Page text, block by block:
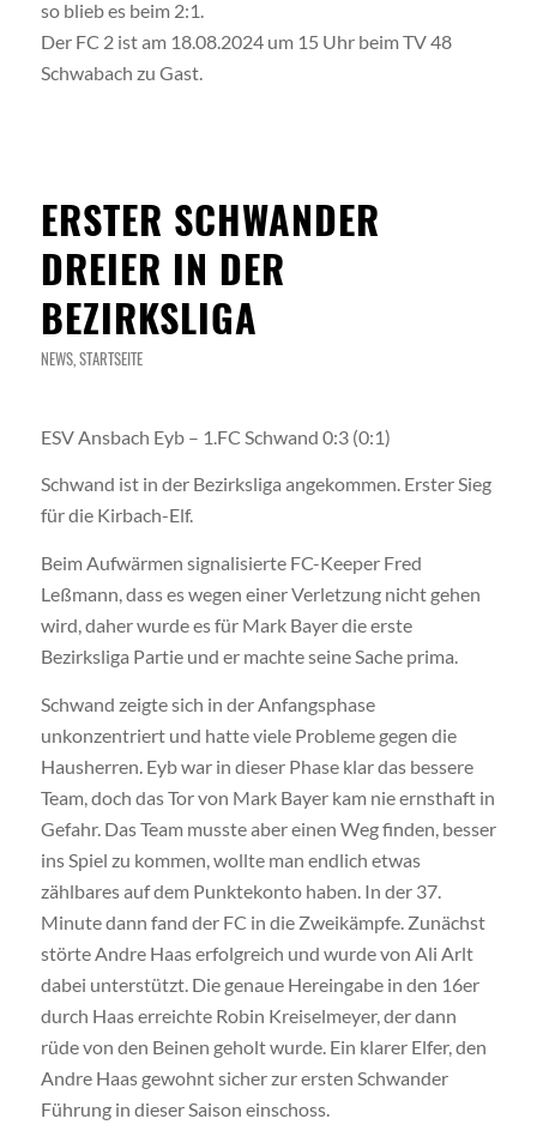
so blieb es beim 2:1.
Der FC 2 ist am 18.08.2024 um 15 Uhr beim TV 48
Schwabach zu Gast.
ERSTER SCHWANDER
DREIER IN DER
BEZIRKSLIGA
NEWS,STARTSEITE
ESV Ansbach Eyb – 1.FC Schwand 0:3 (0:1)
Schwand ist in der Bezirksliga angekommen. Erster Sieg
für die Kirbach-Elf.
Beim Aufwärmen signalisierte FC-Keeper Fred
Leßmann, dass es wegen einer Verletzung nicht gehen
wird, daher wurde es für Mark Bayer die erste
Bezirksliga Partie und er machte seine Sache prima.
Schwand zeigte sich in der Anfangsphase
unkonzentriert und hatte viele Probleme gegen die
Hausherren. Eyb war in dieser Phase klar das bessere
Team, doch das Tor von Mark Bayer kam nie ernsthaft in
Gefahr. Das Team musste aber einen Weg finden, besser
ins Spiel zu kommen, wollte man endlich etwas
zählbares auf dem Punktekonto haben. In der 37.
Minute dann fand der FC in die Zweikämpfe. Zunächst
störte Andre Haas erfolgreich und wurde von Ali Arlt
dabei unterstützt. Die genaue Hereingabe in den 16er
durch Haas erreichte Robin Kreiselmeyer, der dann
rüde von den Beinen geholt wurde. Ein klarer Elfer, den
Andre Haas gewohnt sicher zur ersten Schwander
Führung in dieser Saison einschoss.